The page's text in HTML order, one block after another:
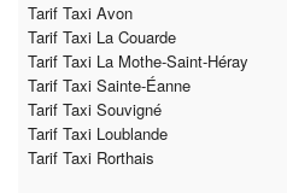
Tarif Taxi Avon
Tarif Taxi La Couarde
Tarif Taxi La Mothe-Saint-Héray
Tarif Taxi Sainte-Éanne
Tarif Taxi Souvigné
Tarif Taxi Loublande
Tarif Taxi Rorthais